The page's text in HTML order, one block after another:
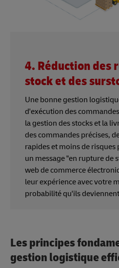
4. Réduction des
stock et des
Une bonne gestion
d'exécution des
la gestion des stocks et la
des commandes précises,
rapides et moins de
un message "en rupture de
web de commerce
leur expérience avec votre
probabilité qu'ils
Les principes
gestion logistique